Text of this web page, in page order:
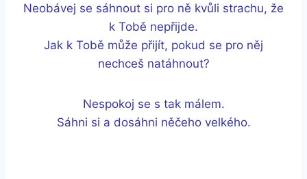
Neobávej se sáhnout si pro ně kvůli strachu, že
k Tobě nepřijde.
Jak k Tobě může přijít, pokud se pro něj
nechceš natáhnout?
Nespokoj se s tak málem.
Sáhni si a dosáhni něčeho velkého.